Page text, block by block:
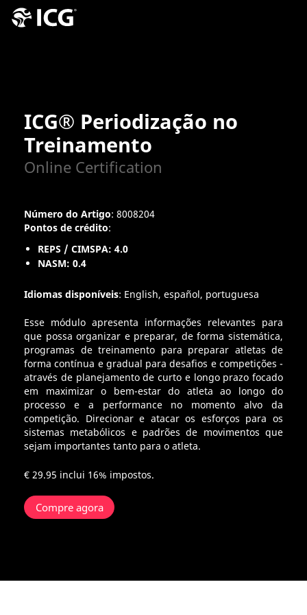
ICG® Periodização no
Treinamento
Online Certification
Número do Artigo: 8008204
Pontos de crédito:
REPS / CIMSPA: 4.0
NASM: 0.4
Idiomas disponíveis: English, español, portuguesa
Esse módulo apresenta informações relevantes para
que possa organizar e preparar, de forma sistemática,
programas de treinamento para preparar atletas de
forma contínua e gradual para desafios e competições -
através de planejamento de curto e longo prazo focado
em maximizar o bem-estar do atleta ao longo do
processo e a performance no momento alvo da
competição. Direcionar e atacar os esforços para os
sistemas metabólicos e padrões de movimentos que
sejam importantes tanto para o atleta.
€ 29.95 inclui 16% impostos.
Compre agora